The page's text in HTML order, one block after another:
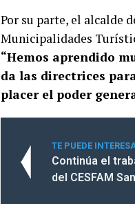
Por su parte, el alcalde
Municipalidades
“Hemos aprendido
da las directrices
placer el poder
TE PUEDE
Continúa el
del CESFAM